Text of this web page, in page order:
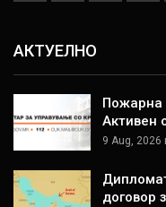
АКТУЕЛНО
Пожарна
Активен
9 Aug, 2026
договор